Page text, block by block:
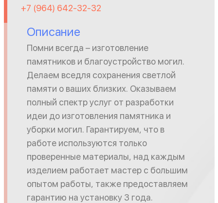
+7 (964) 642-32-32
Описание
Помни всегда – изготовление
памятников и благоустройство могил.
Делаем вседля сохранения светлой
памяти о ваших близких. Оказываем
полный спектр услуг от разработки
идеи до изготовления памятника и
уборки могил. Гарантируем, что в
работе используются только
проверенные материалы, над каждым
изделием работает мастер с большим
опытом работы, также предоставляем
гарантию на установку 3 года.